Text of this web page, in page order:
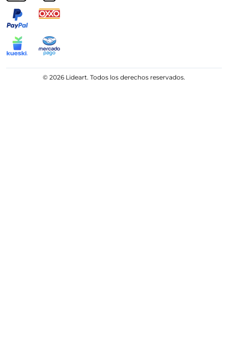
© 2026 Lideart. Todos los derechos reservados.